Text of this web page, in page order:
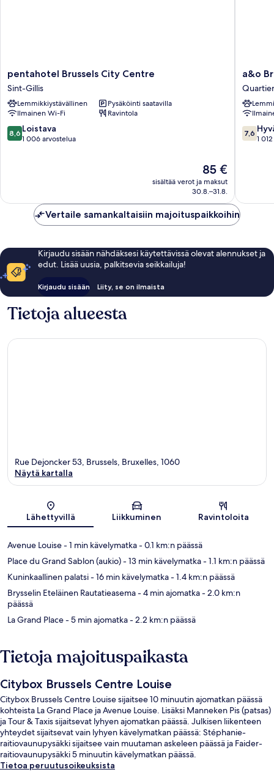
pentahotel
Brussels
City
Centre
Sint-
Gillis
pentahotel Brussels City Centre
Sint-Gillis
Lemmikkiystävällinen
Pysäköinti saatavilla
Ilmainen Wi-Fi
Ravintola
8.6
kautta
8,6 Loistava
1 006 arvostelua
Hinta
85 €
85 €
sisältää verot ja maksut
30.8.–31.8.
a&o
Brussel
Quartier
Nord
a&o
7.6
kautta
7,6
1
Vertaile samankaltaisiin majoituspaikkoihin
Kirjaudu sisään nähdäksesi käytettävissä olevat alennukset ja
edut. Lisää uusia, palkitsevia seikkailuja!
Kirjaudu sisään Liity, se on ilmaista
Tietoja alueesta
Kartta
Rue Dejoncker 53, Brussels, Bruxelles, 1060
Näytä kartalla
Lähettyvillä Liikkuminen Ravintoloita
Avenue Louise- 1 min kävelymatka- 0.1 km:n päässä
Place du Grand Sablon (aukio)- 13 min kävelymatka- 1.1 km:n päässä
Kuninkaallinen palatsi- 16 min kävelymatka- 1.4 km:n päässä
Brysselin Eteläinen Rautatieasema- 4 min ajomatka- 2.0 km:n
päässä
La Grand Place- 5 min ajomatka- 2.2 km:n päässä
Tietoja majoituspaikasta
Citybox Brussels Centre Louise
Citybox Brussels Centre Louise sijaitsee 10 minuutin ajomatkan päässä
kohteista La Grand Place ja Avenue Louise. Lisäksi Manneken Pis (patsas)
ja Tour & Taxis sijaitsevat lyhyen ajomatkan päässä. Julkisen liikenteen
yhteydet sijaitsevat vain lyhyen kävelymatkan päässä: Stéphanie-
raitiovaunupysäkki sijaitsee vain muutaman askeleen päässä ja Faider-
raitiovaunupysäkki 5 minuutin kävelymatkan päässä.
Tietoa peruutusoikeuksista